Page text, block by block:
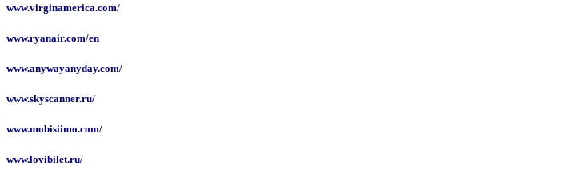
www.virginamerica.com/
www.ryanair.com/en
www.anywayanyday.com/
www.skyscanner.ru/
www.mobisiimo.com/
www.lovibilet.ru/